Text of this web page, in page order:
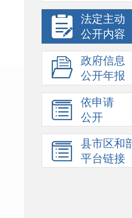
法定主动
公开内容
政府信息
公开年报
依申请
公开
县市区和
平台链接